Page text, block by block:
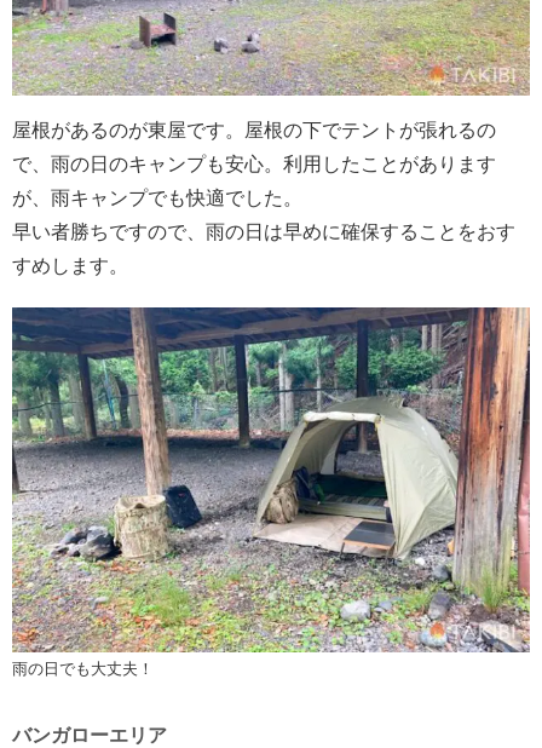
屋根があるのが東屋です。屋根の下でテントが張れるの
で、雨の日のキャンプも安心。利用したことがあります
が、雨キャンプでも快適でした。
早い者勝ちですので、雨の日は早めに確保することをおす
すめします。
雨の日でも大丈夫！
バンガローエリア